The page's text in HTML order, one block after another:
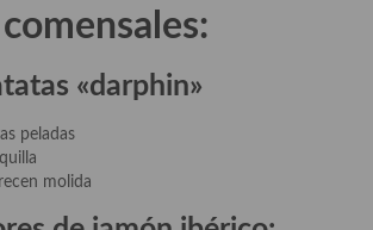
comensales:
«darphin»
peladas
molida